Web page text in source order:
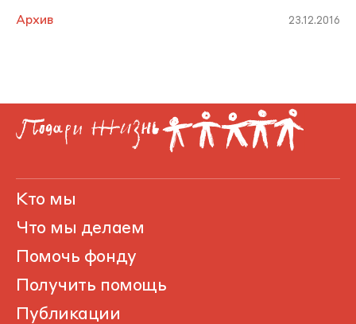
Архив 23.12.2016
Кто мы
Что мы делаем
Помочь фонду
Получить помощь
Публикации